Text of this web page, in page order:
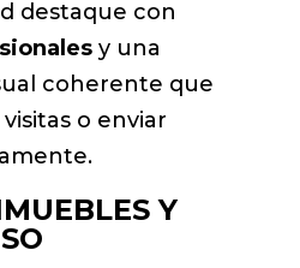
destaque con
y una
coherente que
o enviar
Y